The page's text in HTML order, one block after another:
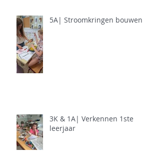
5A| Stroomkringen bouwen
3K & 1A| Verkennen 1ste
leerjaar